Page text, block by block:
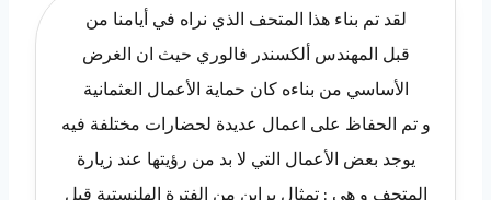
لقد تم بناء هذا المتحف الذي نراه في أيامنا من
قبل المهندس ألكسندر فالوري حيث ان الغرض
الأساسي من بناءه كان حماية الأعمال العثمانية
و تم الحفاظ على اعمال عديدة لحضارات مختلفة فيه
يوجد بعض الأعمال التي لا بد من رؤيتها عند زيارة
المتحف و هي : تمثال براين من الفترة الهلنستية قبل